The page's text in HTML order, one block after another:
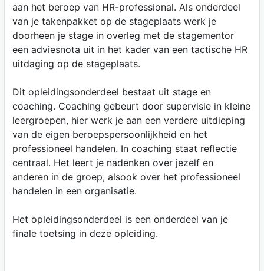
aan het beroep van HR-professional. Als onderdeel
van je takenpakket op de stageplaats werk je
doorheen je stage in overleg met de stagementor
een adviesnota uit in het kader van een tactische HR
uitdaging op de stageplaats.
Dit opleidingsonderdeel bestaat uit stage en
coaching. Coaching gebeurt door supervisie in kleine
leergroepen, hier werk je aan een verdere uitdieping
van de eigen beroepspersoonlijkheid en het
professioneel handelen. In coaching staat reflectie
centraal. Het leert je nadenken over jezelf en
anderen in de groep, alsook over het professioneel
handelen in een organisatie.
Het opleidingsonderdeel is een onderdeel van je
finale toetsing in deze opleiding.